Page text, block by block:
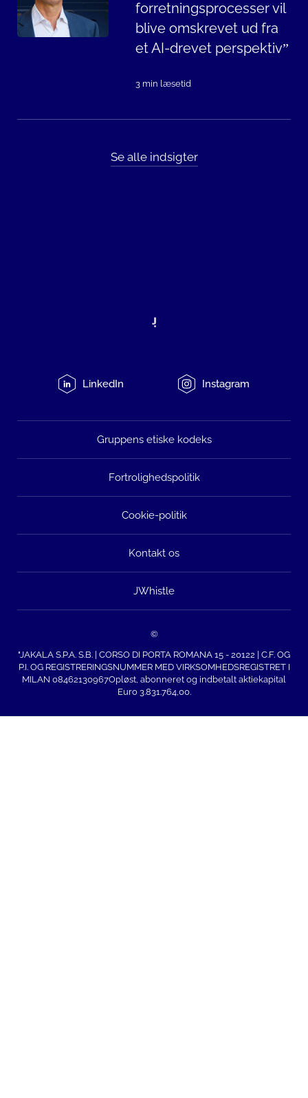
forretningsprocesser vil
blive omskrevet ud fra
et AI-drevet perspektiv”
3 min læsetid
Se alle indsigter
LinkedIn Instagram
Gruppens etiske kodeks
Fortrolighedspolitik
Cookie-politik
Kontakt os
JWhistle
©
"JAKALA S.P.A. S.B. | CORSO DI PORTA ROMANA 15 - 20122 | C.F. OG
P.I. OG REGISTRERINGSNUMMER MED VIRKSOMHEDSREGISTRET I
MILAN 08462130967Opløst, abonneret og indbetalt aktiekapital
Euro 3.831.764,00.